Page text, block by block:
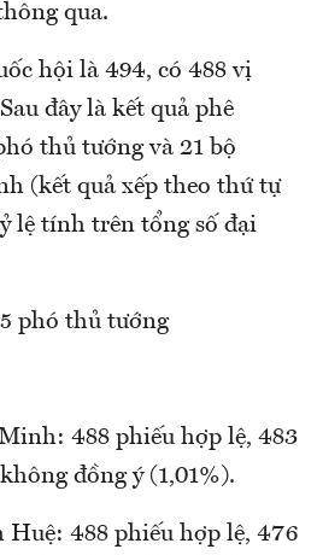
qua.
hội là 494, có 488 vị
đây là kết quả phê
thủ tướng và 21 bộ
(kết quả xếp theo thứ tự
lệ tính trên tổng số đại
phó thủ tướng
488 phiếu hợp lệ, 483
đồng ý (1,01%).
488 phiếu hợp lệ, 476